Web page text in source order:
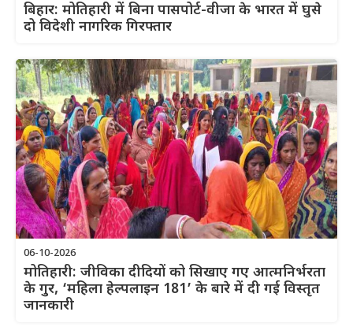
बिहार: मोतिहारी में बिना पासपोर्ट-वीजा के भारत में घुसे
दो विदेशी नागरिक गिरफ्तार
06-10-2026
मोतिहारी: जीविका दीदियों को सिखाए गए आत्मनिर्भरता
के गुर, ‘महिला हेल्पलाइन 181’ के बारे में दी गई विस्तृत
जानकारी